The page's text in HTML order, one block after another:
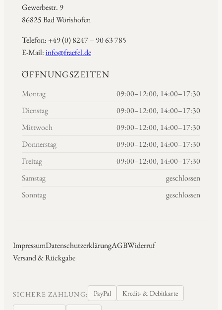
Gewerbestr. 9
86825 Bad Wörishofen
Telefon: +49 (0) 8247 – 90 63 785
E-Mail:info@fraefel.de
ÖFFNUNGSZEITEN
Montag
09:00–12:00, 14:00–17:30
Dienstag
09:00–12:00, 14:00–17:30
Mittwoch
09:00–12:00, 14:00–17:30
Donnerstag
09:00–12:00, 14:00–17:30
Freitag
09:00–12:00, 14:00–17:30
Samstag
geschlossen
Sonntag
geschlossen
ImpressumDatenschutzerklärungAGBWiderruf
Versand & Rückgabe
SICHERE ZAHLUNG: PayPal Kredit- & Debitkarte